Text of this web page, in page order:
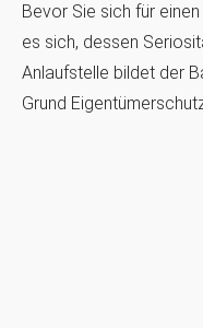
Bevor Sie sich für
es sich, dessen
Anlaufstelle bildet der
Grund